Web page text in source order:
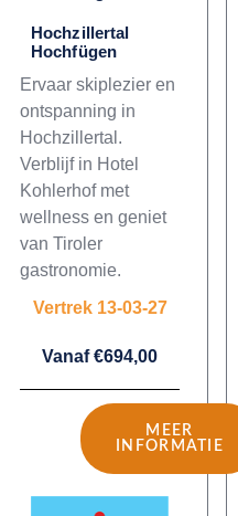
Hochzillertal
Hochfügen
Ervaar skiplezier en
ontspanning in
Hochzillertal.
Verblijf in Hotel
Kohlerhof met
wellness en geniet
van Tiroler
gastronomie.
Vertrek 13-03-27
Vanaf €694,00
MEER
INFORMATIE